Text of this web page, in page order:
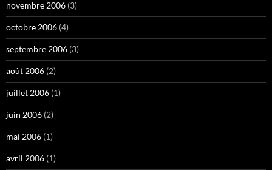
novembre 2006 (3)
octobre 2006 (4)
septembre 2006 (3)
août 2006 (2)
juillet 2006 (1)
juin 2006 (2)
mai 2006 (1)
avril 2006 (1)